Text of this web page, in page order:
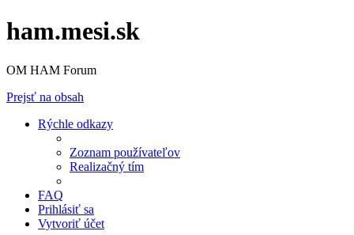
ham.mesi.sk
OM HAM Forum
Prejsť na obsah
Rýchle odkazy
Zoznam používateľov
Realizačný tím
FAQ
Prihlásiť sa
Vytvoriť účet